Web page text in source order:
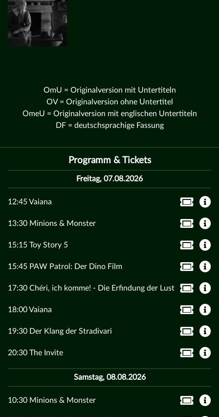
OmU = Originalversion mit Untertiteln
OV = Originalversion ohne Untertitel
OmeU = Originalversion mit englischen Untertiteln
DF = deutschsprachige Fassung
Programm & Tickets
Freitag, 07.08.2026
12:45 Vaiana
13:30 Minions & Monster
15:15 Toy Story 5
15:45 PAW Patrol: Der Dino Film
17:30 Chéri, ich komme! - Die Erfindung der Lust
18:00 Vaiana
19:30 Der Klang der Stradivari
20:30 The Invite
Samstag, 08.08.2026
10:30 Minions & Monster